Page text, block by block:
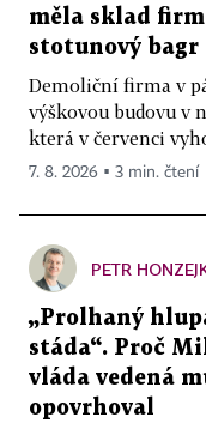
měla sklad
stotunový bagr
Demoliční firma v
výškovou budovu v
která v červenci
7. 8. 2026 ▪ 3 min. čtení
PETR
„Prolhaný
stáda“. Proč
vláda vedená
opovrhoval